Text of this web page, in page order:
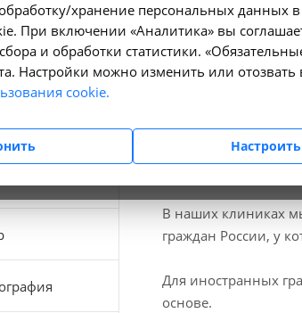
В наших клиниках
граждан России, у
Для иностранных
основе.
хранение персональных данных
При включении «Аналитика» вы
и обработки статистики.
Настройки можно изменить или
cookie.
Настроить